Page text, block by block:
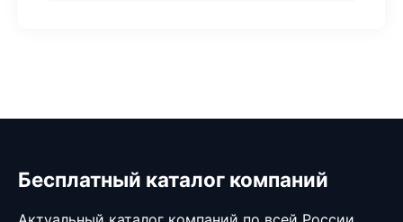
Бесплатный каталог компаний